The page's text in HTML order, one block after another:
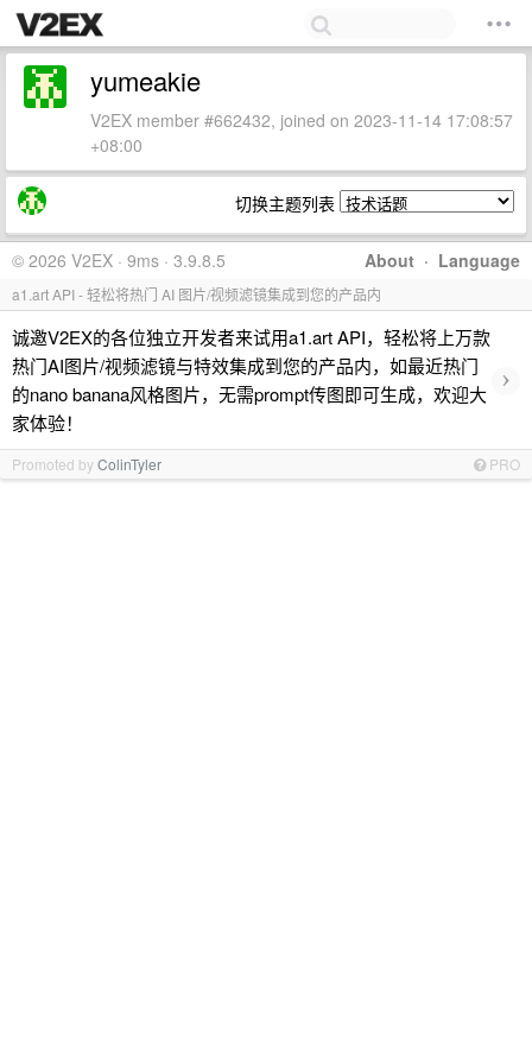
yumeakie
V2EX member #662432, joined on 2023-11-14 17:08:57
+08:00
切换主题列表
About · Language
© 2026 V2EX · 9ms · 3.9.8.5
a1.art API - 轻松将热门 AI 图片/视频滤镜集成到您的产品内
诚邀V2EX的各位独立开发者来试用a1.art API，轻松将上万款
热门AI图片/视频滤镜与特效集成到您的产品内，如最近热门
的nano banana风格图片，无需prompt传图即可生成，欢迎大
家体验！
›
Promoted byColinTyler PRO